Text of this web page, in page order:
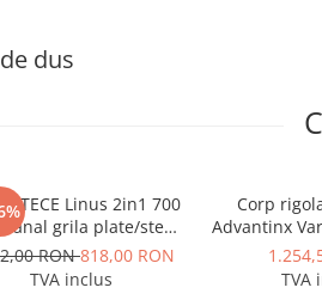
dus
TECE Linus 2in1 700
grila plate/steel
DN50 picioruse banda
etansare)
RON818,00 RON
TVA inclus
Corp
Advantinx
reglabila
TVA